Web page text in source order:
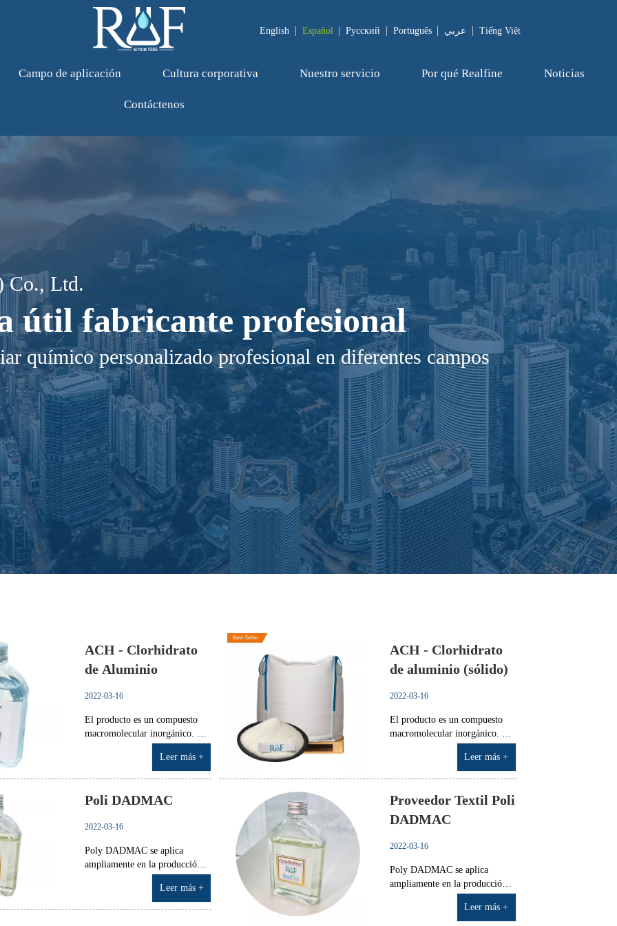
English Español Pусский Português عربي Tiếng Việt
Campo de aplicación Cultura corporativa Nuestro servicio Por qué Realfine Noticias
Contáctenos
Co., Ltd.
útil fabricante profesional
químico personalizado profesional en diferentes campos
ACH - Clorhidrato
de Aluminio
2022-03-16
El producto es un compuesto
macromolecular inorgánico. Es
un polvo blanco o líquido
incoloro. Campo de aplicación
Se disuelve fácilmente en agua
ampliamente como ingrediente
cosméticos (como antitr...
Leer más +
ACH - Clorhidrato
de aluminio (sólido)
2022-03-16
El producto es un compuesto
macromolecular inorgánico. Es
un polvo blanco o líquido
incoloro. Campo de aplicación
Se disuelve fácilmente en agua
ampliamente como ingrediente
para productos farmacéuticos y
Leer más +
Poli DADMAC
2022-03-16
Poly DADMAC se aplica
ampliamente en la producción
de varios tipos de empresas
industriales y tratamiento de
aguas residuales. PDADMAC se
Leer más +
Proveedor Textil Poli
DADMAC
2022-03-16
Poly DADMAC se aplica
ampliamente en la producción
de varios tipos de empresas
industriales y tratamiento de
Leer más +